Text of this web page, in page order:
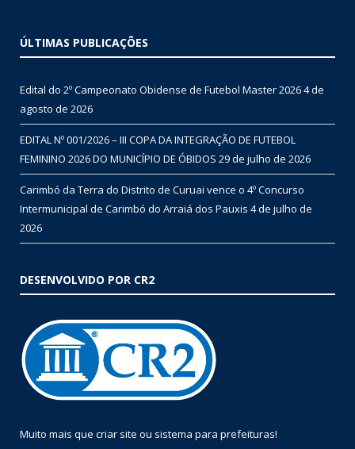
ÚLTIMAS PUBLICAÇÕES
Edital do 2º Campeonato Obidense de Futebol Master 20264 de
agosto de 2026
EDITAL Nº 001/2026 – III COPA DA INTEGRAÇÃO DE FUTEBOL
FEMININO 2026 DO MUNICÍPIO DE ÓBIDOS 29 de julho de 2026
Carimbó da Terra do Distrito de Curuai vence o 4º Concurso
Intermunicipal de Carimbó do Arraiá dos Pauxis 4 de julho de
2026
DESENVOLVIDO POR CR2
Muito mais que criar site ou sistema para prefeituras!